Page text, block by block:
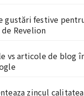
gustări festive
Revelion
vs articole de blog
zincul